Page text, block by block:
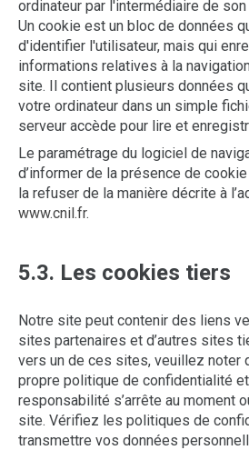
ordinateur par l'intermédiaire de
Un cookie est un bloc de données
d'identifier l'utilisateur, mais qui
informations relatives à la
site. Il contient plusieurs données
votre ordinateur dans un simple
serveur accède pour lire et
Le paramétrage du logiciel de
d’informer de la présence de
la refuser de la manière décrite à
www.cnil.fr.
5.3. Les cookies tiers
Notre site peut contenir des liens
sites partenaires et d’autres sites
vers un de ces sites, veuillez noter
propre politique de confidentialité
responsabilité s’arrête au moment
site. Vérifiez les politiques de
transmettre vos données